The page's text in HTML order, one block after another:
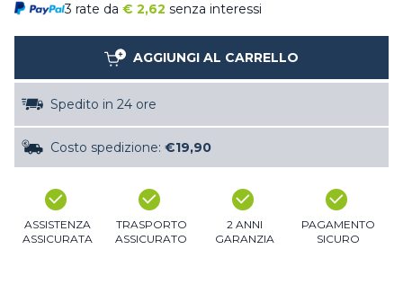
3 rate da € 2,62 senza interessi
AGGIUNGI AL CARRELLO
Spedito in 24 ore
Costo spedizione: €19,90
ASSISTENZA
ASSICURATA
TRASPORTO
ASSICURATO
2 ANNI
GARANZIA
PAGAMENTO
SICURO